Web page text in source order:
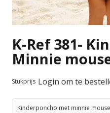
K-Ref 381-
Minnie
Stukprijs Login om te
Kinderponcho met minnie